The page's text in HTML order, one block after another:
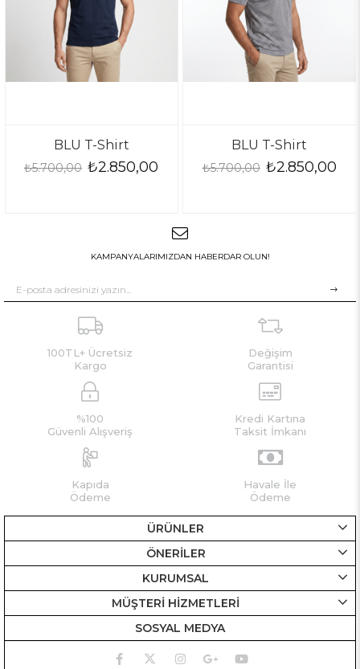
BLU T-Shirt
₺2.850,00
₺5.700,00
BLU T-Shirt
₺2.850,00
₺5.700,00
KAMPANYALARIMIZDAN HABERDAR OLUN!
100TL+ Ücretsiz
Kargo
Değişim
Garantisi
%100
Güvenli Alışveriş
Kredi Kartına
Taksit İmkanı
Kapıda
Ödeme
Havale İle
Ödeme
ÜRÜNLER
ÖNERİLER
KURUMSAL
MÜŞTERİ HİZMETLERİ
SOSYAL MEDYA